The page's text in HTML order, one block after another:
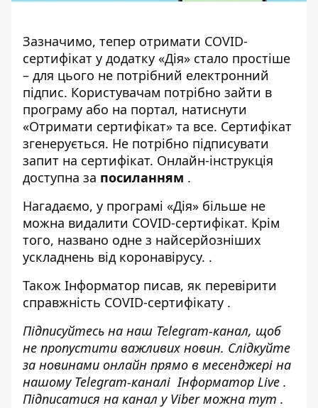
Зазначимо, тепер отримати COVID-
сертифікат у додатку «Дія» стало простіше
– для цього не потрібний електронний
підпис. Користувачам потрібно зайти в
програму або на портал, натиснути
«Отримати сертифікат» та все. Сертифікат
згенерується. Не потрібно підписувати
запит на сертифікат. Онлайн-інструкція
доступна за посиланням .
Нагадаємо, у програмі «Дія» більше не
можна видалити COVID-сертифікат. Крім
того, названо одне з найсерйозніших
ускладнень від коронавірусу. .
Також Інформатор писав, як перевірити
справжність COVID-сертифікату .
Підписуйтесь на наш Telegram-канал, щоб
не пропустити важливих новин. Слідкуйте
за новинами онлайн прямо в месенджері на
нашому Telegram-каналіІнформатор Live .
Підписатися на канал у Viber можна тут .